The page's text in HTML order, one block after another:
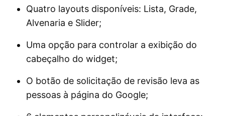
Quatro layouts disponíveis: Lista, Grade,
Alvenaria e Slider;
Uma opção para controlar a exibição do
cabeçalho do widget;
O botão de solicitação de revisão leva as
pessoas à página do Google;